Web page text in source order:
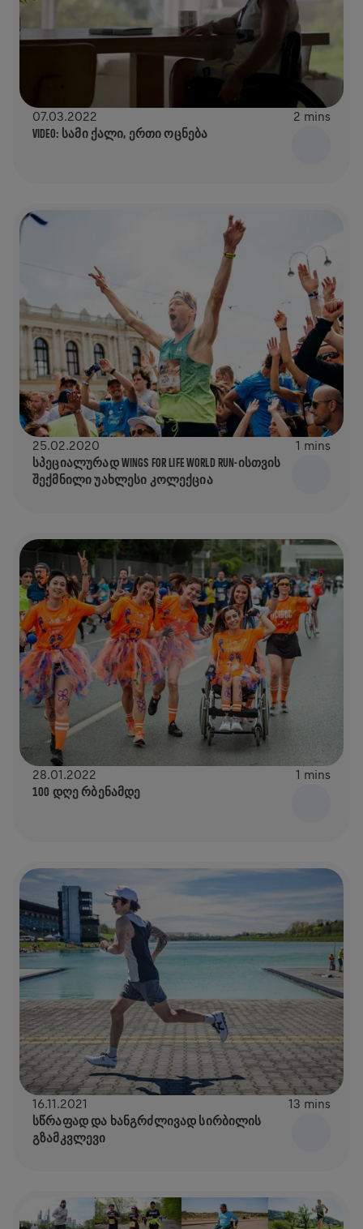
07.03.2022 2 mins
VIDEO: ᲡᲐᲛᲘ ᲥᲐᲚᲘ, ᲔᲠᲗᲘ ᲝᲪᲜᲔᲑᲐ
25.02.2020 1 mins
ᲡᲞᲔᲪᲘᲐᲚᲣᲠᲐᲓ WINGS FOR LIFE WORLD RUN-ᲘᲡᲗᲕᲘᲡ
ᲨᲔᲥᲛᲜᲘᲚᲘ ᲣᲐᲮᲚᲔᲡᲘ ᲙᲝᲚᲔᲥᲪᲘᲐ
28.01.2022 1 mins
100 ᲓᲦᲔ ᲠᲑᲔᲜᲐᲛᲓᲔ
16.11.2021 13 mins
ᲡᲬᲠᲐᲤᲐᲓ ᲓᲐ ᲮᲐᲜᲒᲠᲫᲚᲘᲕᲐᲓ ᲡᲘᲠᲑᲘᲚᲘᲡ
ᲒᲖᲐᲛᲙᲕᲚᲔᲕᲘ